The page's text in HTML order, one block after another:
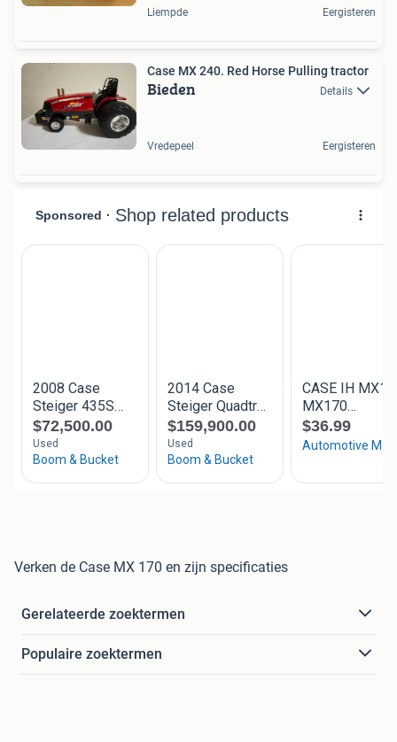
Liempde Eergisteren
Case MX 240. Red Horse Pulling tractor
Bieden Details
Vredepeel Eergisteren
Verken de Case MX 170 en zijn specificaties
Gerelateerde zoektermen
Populaire zoektermen